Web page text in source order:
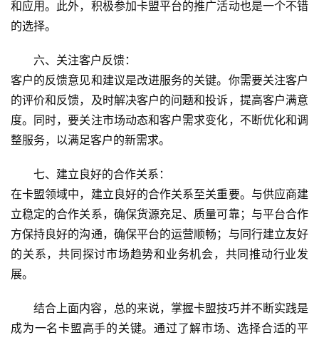
和应用。此外，积极参加卡盟平台的推广活动也是一个不错
的选择。
六、关注客户反馈：
客户的反馈意见和建议是改进服务的关键。你需要关注客户
的评价和反馈，及时解决客户的问题和投诉，提高客户满意
度。同时，要关注市场动态和客户需求变化，不断优化和调
整服务，以满足客户的新需求。
七、建立良好的合作关系：
在卡盟领域中，建立良好的合作关系至关重要。与供应商建
立稳定的合作关系，确保货源充足、质量可靠；与平台合作
方保持良好的沟通，确保平台的运营顺畅；与同行建立友好
的关系，共同探讨市场趋势和业务机会，共同推动行业发
展。
结合上面内容，总的来说，掌握卡盟技巧并不断实践是
成为一名卡盟高手的关键。通过了解市场、选择合适的平